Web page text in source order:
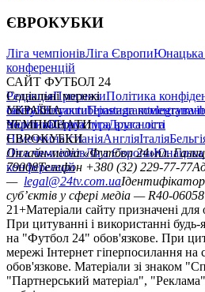
ЄВРОКУБКИ
Ліга чемпіонівЛіга Європи
конференцій
САЙТ ФУТБОЛ 24
РедакціяПрогнозиПолітика
сайтуКонтактиПравила
політикаСтруктура власності
Соціальні мережі
facebookxyoutubeinstagramtelegram
УКРАЇНА
УкраїнаПерша лігаДруга ліга
ЧЕМПІОНАТИ
НімеччинаІспаніяАнгліяІталія
ЄВРОКУБКИ
Ліга чемпіонівЛіга Європи
конференцій
Онлайн-медіа «Футбол 24»пл.
79008Телефон +380 (32) 229-77-77
— legal@24tv.com.ua
суб’єктів у сфері медіа — R40-06058
21+Матеріали сайту призначені для
При цитуванні і використанні будь-
на "Футбол 24" обов'язкове. При
мережі Інтернет гіперпосилання на
обов'язкове. Матеріали зі знаком
"Партнерський матеріал",